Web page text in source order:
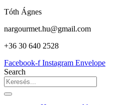
Tóth Ágnes
nargourmet.hu@gmail.com
+36 30 640 2528
Facebook-f Instagram Envelope
Search